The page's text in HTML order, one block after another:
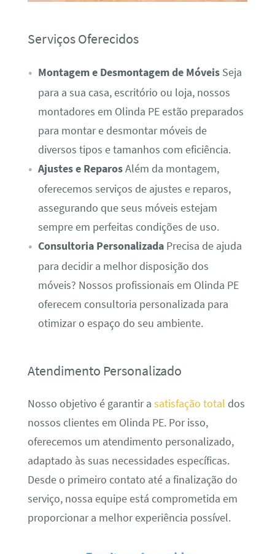
Serviços Oferecidos
Montagem e Desmontagem de MóveisSeja
para a sua casa, escritório ou loja, nossos
montadores em Olinda PE estão preparados
para montar e desmontar móveis de
diversos tipos e tamanhos com eficiência.
Ajustes e ReparosAlém da montagem,
oferecemos serviços de ajustes e reparos,
assegurando que seus móveis estejam
sempre em perfeitas condições de uso.
Consultoria PersonalizadaPrecisa de ajuda
para decidir a melhor disposição dos
móveis? Nossos profissionais em Olinda PE
oferecem consultoria personalizada para
otimizar o espaço do seu ambiente.
Atendimento Personalizado
Nosso objetivo é garantir a satisfação total dos
nossos clientes em Olinda PE. Por isso,
oferecemos um atendimento personalizado,
adaptado às suas necessidades específicas.
Desde o primeiro contato até a finalização do
serviço, nossa equipe está comprometida em
proporcionar a melhor experiência possível.